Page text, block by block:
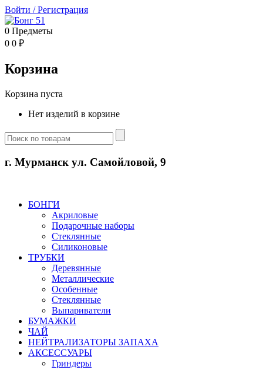
Войти /Регистрация
0 Предметы
0 0 ₽
Корзина
Корзина пуста
Нет изделий в корзине
г. Мурманск ул. Самойловой, 9
БОНГИ
Акриловые
Подарочные наборы
Стеклянные
Силиконовые
ТРУБКИ
Деревянные
Металлические
Особенные
Стеклянные
Выпариватели
БУМАЖКИ
ЧАЙ
НЕЙТРАЛИЗАТОРЫ ЗАПАХА
АКСЕССУАРЫ
Гриндеры